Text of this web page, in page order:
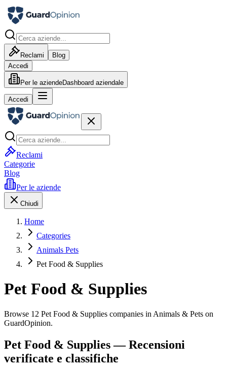
Reclami
Blog
Accedi
Per le aziendeDashboard aziendale
Accedi
Reclami
Categorie
Blog
Per le aziende
Chiudi
Home
Categories
Animals Pets
Pet Food & Supplies
Pet Food & Supplies
Browse 12 Pet Food & Supplies companies in Animals & Pets on
GuardOpinion.
Pet Food & Supplies — Recensioni
verificate e classifiche